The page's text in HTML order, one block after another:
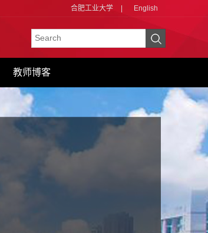
合肥工业大学 English
教师博客